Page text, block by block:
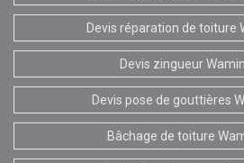
Devis réparation de toiture
Devis zingueur
Devis pose de gouttières
Bâchage de toiture